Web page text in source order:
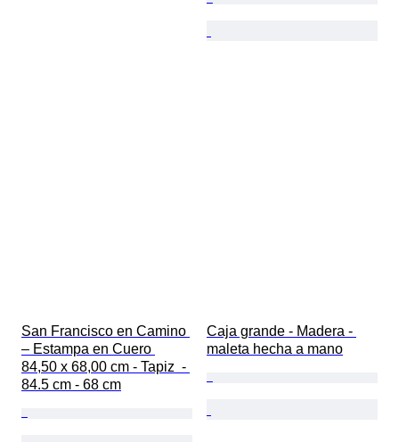
San Francisco en Camino
– Estampa en Cuero
84,50 x 68,00 cm - Tapiz  -
84.5 cm - 68 cm
Caja grande - Madera -
maleta hecha a mano